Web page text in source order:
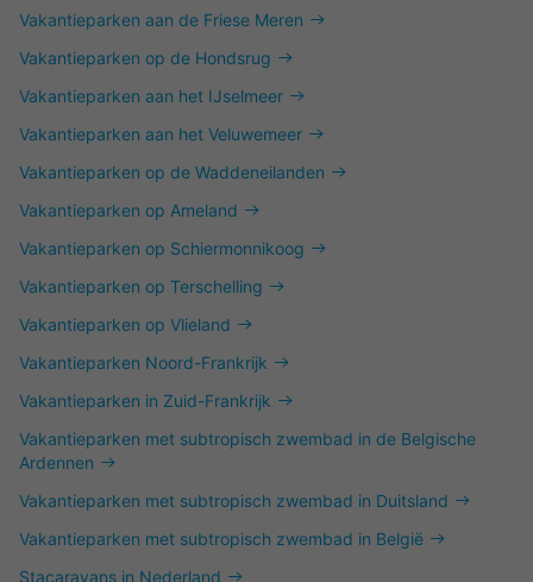
Vakantieparken aan de Friese Meren
Vakantieparken op de Hondsrug
Vakantieparken aan het IJselmeer
Vakantieparken aan het Veluwemeer
Vakantieparken op de Waddeneilanden
Vakantieparken op Ameland
Vakantieparken op Schiermonnikoog
Vakantieparken op Terschelling
Vakantieparken op Vlieland
Vakantieparken Noord-Frankrijk
Vakantieparken in Zuid-Frankrijk
Vakantieparken met subtropisch zwembad in de Belgische
Ardennen
Vakantieparken met subtropisch zwembad in Duitsland
Vakantieparken met subtropisch zwembad in België
Stacaravans in Nederland